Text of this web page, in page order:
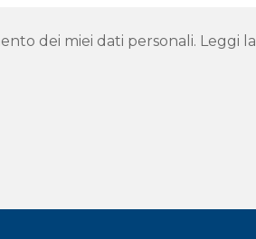
dei miei dati personali. Leggi la